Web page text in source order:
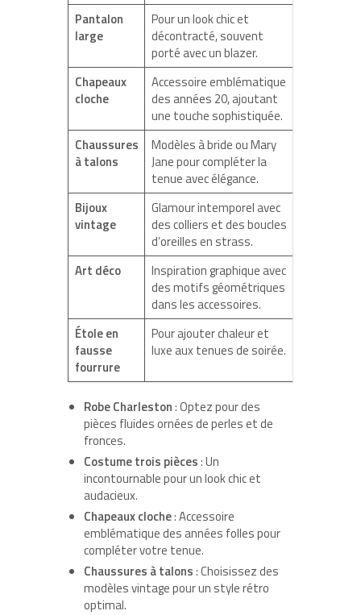
Pantalon
large
Pour un look chic et
décontracté, souvent
porté avec un blazer.
Chapeaux
cloche
Accessoire emblématique
des années 20, ajoutant
une touche sophistiquée.
Chaussures
à talons
Modèles à bride ou Mary
Jane pour compléter la
tenue avec élégance.
Bijoux
vintage
Glamour intemporel avec
des colliers et des boucles
d’oreilles en strass.
Art déco
Inspiration graphique avec
des motifs géométriques
dans les accessoires.
Étole en
fausse
fourrure
Pour ajouter chaleur et
luxe aux tenues de soirée.
Robe Charleston: Optez pour des
pièces fluides ornées de perles et de
fronces.
Costume trois pièces: Un
incontournable pour un look chic et
audacieux.
Chapeaux cloche: Accessoire
emblématique des années folles pour
compléter votre tenue.
Chaussures à talons: Choisissez des
modèles vintage pour un style rétro
optimal.